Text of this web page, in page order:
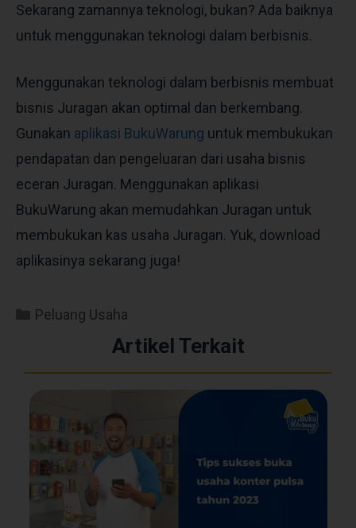
Sekarang zamannya teknologi, bukan? Ada baiknya
untuk menggunakan teknologi dalam berbisnis.
Menggunakan teknologi dalam berbisnis membuat
bisnis Juragan akan optimal dan berkembang.
Gunakan aplikasi BukuWarung untuk membukukan
pendapatan dan pengeluaran dari usaha bisnis
eceran Juragan. Menggunakan aplikasi
BukuWarung akan memudahkan Juragan untuk
membukukan kas usaha Juragan. Yuk, download
aplikasinya sekarang juga!
Peluang Usaha
Artikel Terkait